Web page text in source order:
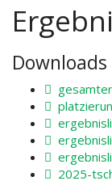
Downloads
2025-